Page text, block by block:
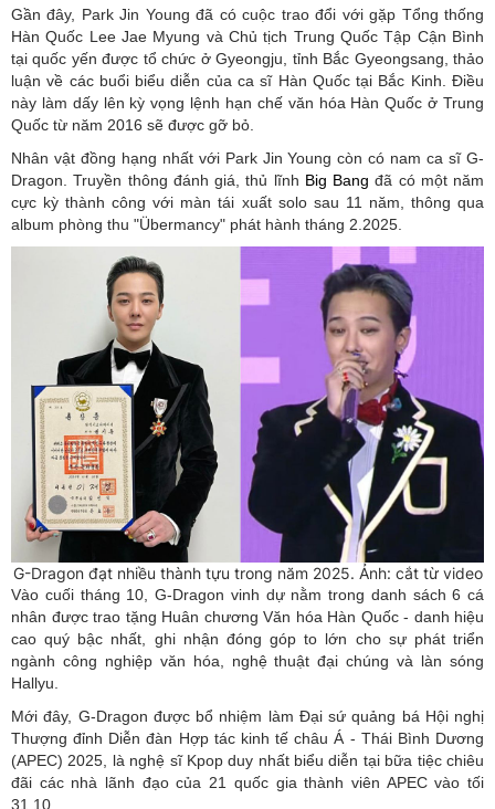
Gần đây, Park Jin Young đã có cuộc trao đổi với gặp Tổng thống
Hàn Quốc Lee Jae Myung và Chủ tịch Trung Quốc Tập Cận Bình
tại quốc yến được tổ chức ở Gyeongju, tỉnh Bắc Gyeongsang, thảo
luận về các buổi biểu diễn của ca sĩ Hàn Quốc tại Bắc Kinh. Điều
này làm dấy lên kỳ vọng lệnh hạn chế văn hóa Hàn Quốc ở Trung
Quốc từ năm 2016 sẽ được gỡ bỏ.
Nhân vật đồng hạng nhất với Park Jin Young còn có nam ca sĩ G-
Dragon. Truyền thông đánh giá, thủ lĩnh Big Bang đã có một năm
cực kỳ thành công với màn tái xuất solo sau 11 năm, thông qua
album phòng thu "Übermancy" phát hành tháng 2.2025.
G-Dragon đạt nhiều thành tựu trong năm 2025. Ảnh: cắt từ video
Vào cuối tháng 10, G-Dragon vinh dự nằm trong danh sách 6 cá
nhân được trao tặng Huân chương Văn hóa Hàn Quốc - danh hiệu
cao quý bậc nhất, ghi nhận đóng góp to lớn cho sự phát triển
ngành công nghiệp văn hóa, nghệ thuật đại chúng và làn sóng
Hallyu.
Mới đây, G-Dragon được bổ nhiệm làm Đại sứ quảng bá Hội nghị
Thượng đỉnh Diễn đàn Hợp tác kinh tế châu Á - Thái Bình Dương
(APEC) 2025, là nghệ sĩ Kpop duy nhất biểu diễn tại bữa tiệc chiêu
đãi các nhà lãnh đạo của 21 quốc gia thành viên APEC vào tối
31.10.